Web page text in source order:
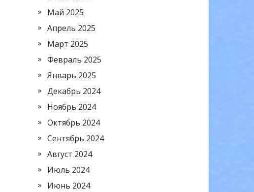
Май 2025
Апрель 2025
Март 2025
Февраль 2025
Январь 2025
Декабрь 2024
Ноябрь 2024
Октябрь 2024
Сентябрь 2024
Август 2024
Июль 2024
Июнь 2024